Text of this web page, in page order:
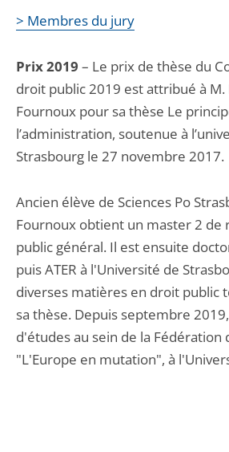
> Membres du jury
Prix 2019 – Le prix de thèse du
droit public 2019 est attribué à M.
Fournoux pour sa thèse Le
l’administration, soutenue à
Strasbourg le 27 novembre 2017.
Ancien élève de Sciences Po
Fournoux obtient un master 2 de
public général. Il est ensuite
puis ATER à l'Université de
diverses matières en droit public
sa thèse. Depuis septembre
d'études au sein de la Fédération
"L'Europe en mutation", à